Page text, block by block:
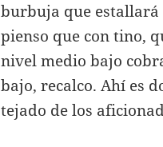
burbuja que
pienso que con tino,
nivel medio bajo
bajo, recalco. Ahí es
tejado de los